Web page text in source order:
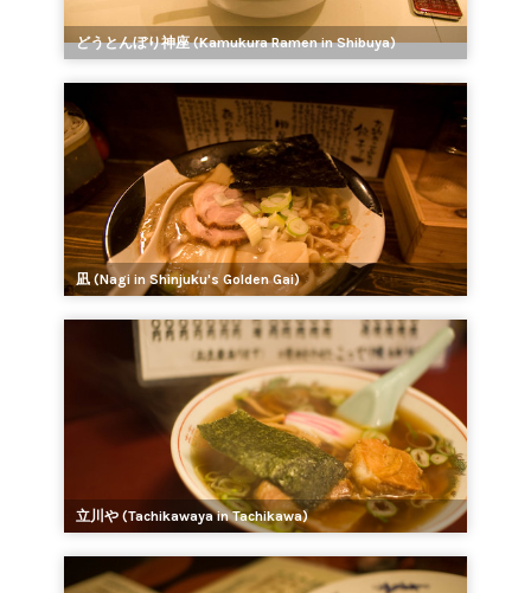
どうとんぼり神座 (Kamukura Ramen in Shibuya)
凪 (Nagi in Shinjuku's Golden Gai)
立川や (Tachikawaya in Tachikawa)